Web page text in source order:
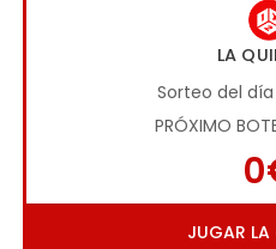
LA
Sorteo del
PRÓXIMO
JUGAR LA